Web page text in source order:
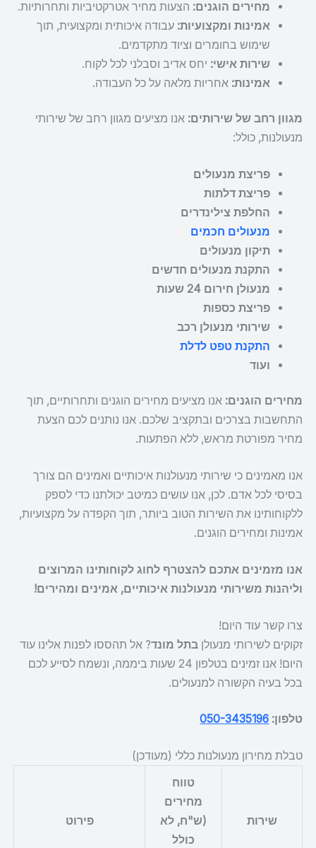
מחירים הוגנים: הצעות מחיר אטרקטיביות ותחרותיות.
אמינות ומקצועיות: עבודה איכותית ומקצועית, תוך
שימוש בחומרים וציוד מתקדמים.
שירות אישי: יחס אדיב וסבלני לכל לקוח.
אמינות: אחריות מלאה על כל העבודה.
מגוון רחב של שירותים: אנו מציעים מגוון רחב של שירותי
מנעולנות, כולל:
פריצת מנעולים
פריצת דלתות
החלפת צילינדרים
מנעולים חכמים
תיקון מנעולים
התקנת מנעולים חדשים
מנעולן חירום 24 שעות
פריצת כספות
שירותי מנעולן רכב
התקנת טפט לדלת
ועוד
מחירים הוגנים: אנו מציעים מחירים הוגנים ותחרותיים, תוך
התחשבות בצרכים ובתקציב שלכם. אנו נותנים לכם הצעת
מחיר מפורטת מראש, ללא הפתעות.
אנו מאמינים כי שירותי מנעולנות איכותיים ואמינים הם צורך
בסיסי לכל אדם. לכן, אנו עושים כמיטב יכולתנו כדי לספק
ללקוחותינו את השירות הטוב ביותר, תוך הקפדה על מקצועיות,
אמינות ומחירים הוגנים.
אנו מזמינים אתכם להצטרף לחוג לקוחותינו המרוצים
וליהנות משירותי מנעולנות איכותיים, אמינים ומהירים!
צרו קשר עוד היום!
זקוקים לשירותי מנעולן בתל מונד? אל תהססו לפנות אלינו עוד
היום! אנו זמינים בטלפון 24 שעות ביממה, ונשמח לסייע לכם
בכל בעיה הקשורה למנעולים.
טלפון: 050-3435196
טבלת מחירון מנעולנות כללי (מעודכן)
שירות
טווח
מחירים
(ש"ח, לא
כולל
פירוט